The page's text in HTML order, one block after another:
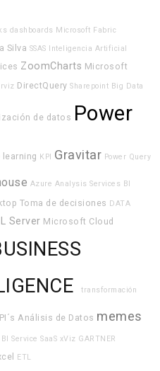
dashboards Microsoft Fabric
Silva SSAS Inteligencia Artificial
ZoomCharts Microsoft
DirectQuery Sharepoint Big Data
de datos Power
learning KPI Gravitar Power Query
Azure Analysis Services BI
Toma de decisiones DATA
Server Microsoft Cloud
transformación
Análisis de Datos memes
Service SaaS xViz GARTNER
ETL